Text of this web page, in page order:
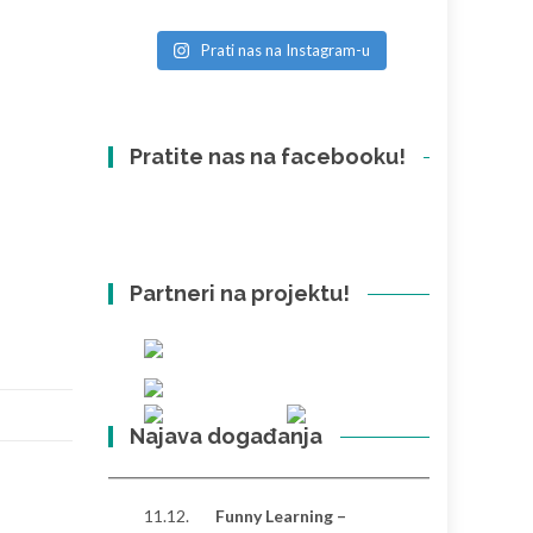
Prati nas na Instagram-u
Pratite nas na facebooku!
Partneri na projektu!
Najava događanja
11.12.
Funny Learning –